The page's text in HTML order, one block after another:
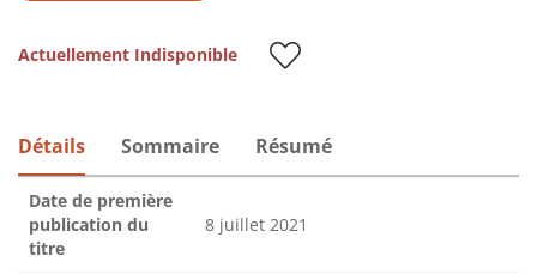
Actuellement Indisponible
Détails Sommaire Résumé
Date de première
publication du
titre
8 juillet 2021